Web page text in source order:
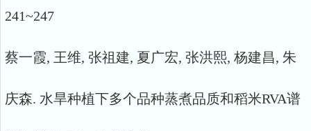
241~247
蔡一霞, 王维, 张祖建, 夏广宏, 张洪熙, 杨建昌, 朱
庆森. 水旱种植下多个品种蒸煮品质和稻米RVA谱